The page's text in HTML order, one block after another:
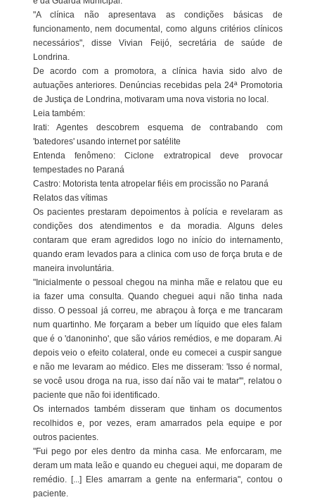
"A clínica não apresentava as condições básicas de
funcionamento, nem documental, como alguns critérios clínicos
necessários", disse Vivian Feijó, secretária de saúde de
Londrina.
De acordo com a promotora, a clínica havia sido alvo de
autuações anteriores. Denúncias recebidas pela 24ª Promotoria
de Justiça de Londrina, motivaram uma nova vistoria no local.
Leia também:
Irati: Agentes descobrem esquema de contrabando com
'batedores' usando internet por satélite
Entenda fenômeno: Ciclone extratropical deve provocar
tempestades no Paraná
Castro: Motorista tenta atropelar fiéis em procissão no Paraná
Relatos das vítimas
Os pacientes prestaram depoimentos à polícia e revelaram as
condições dos atendimentos e da moradia. Alguns deles
contaram que eram agredidos logo no início do internamento,
quando eram levados para a clinica com uso de força bruta e de
maneira involuntária.
"Inicialmente o pessoal chegou na minha mãe e relatou que eu
ia fazer uma consulta. Quando cheguei aqui não tinha nada
disso. O pessoal já correu, me abraçou à força e me trancaram
num quartinho. Me forçaram a beber um líquido que eles falam
que é o 'danoninho', que são vários remédios, e me doparam. Ai
depois veio o efeito colateral, onde eu comecei a cuspir sangue
e não me levaram ao médico. Eles me disseram: 'Isso é normal,
se você usou droga na rua, isso daí não vai te matar'", relatou o
paciente que não foi identificado.
Os internados também disseram que tinham os documentos
recolhidos e, por vezes, eram amarrados pela equipe e por
outros pacientes.
"Fui pego por eles dentro da minha casa. Me enforcaram, me
deram um mata leão e quando eu cheguei aqui, me doparam de
remédio. [...] Eles amarram a gente na enfermaria", contou o
paciente.